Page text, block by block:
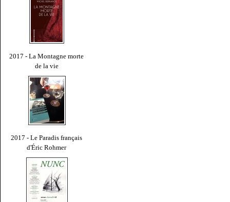
2017 - La Montagne morte
de la vie
2017 - Le Paradis français
d'Éric Rohmer